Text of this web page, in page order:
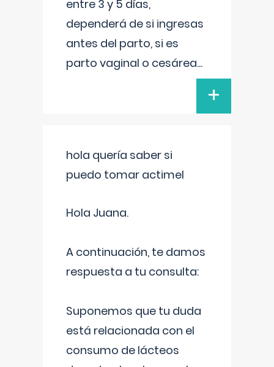
entre 3 y 5 días,
dependerá de si ingresas
antes del parto, si es
parto vaginal o cesárea...
+
hola quería saber si
puedo tomar actimel
Hola Juana.
A continuación, te damos
respuesta a tu consulta:
Suponemos que tu duda
está relacionada con el
consumo de lácteos